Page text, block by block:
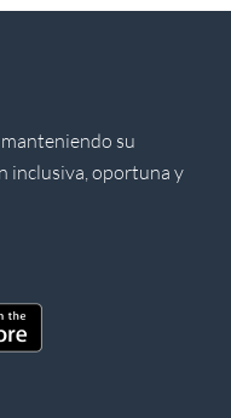
su
inclusiva, oportuna y